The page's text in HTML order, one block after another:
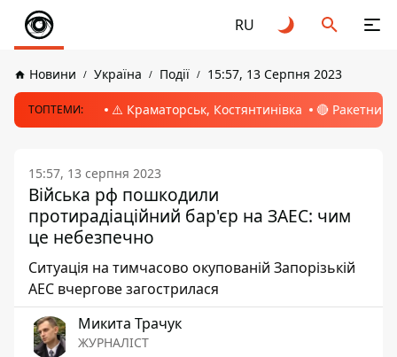
RU
Новини Україна Події 15:57, 13 Серпня 2023
ТОПТЕМИ: ⚠️ Краматорськ, Костянтинівка 🔴 Ракетний
15:57, 13 серпня 2023
Війська рф пошкодили
протирадіаційний бар'єр на ЗАЕС: чим
це небезпечно
Ситуація на тимчасово окупованій Запорізькій
АЕС вчергове загострилася
Микита Трачук
ЖУРНАЛІСТ